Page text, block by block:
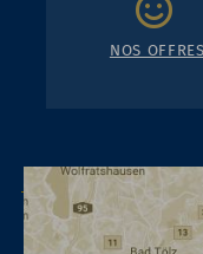
NOS OFFRES